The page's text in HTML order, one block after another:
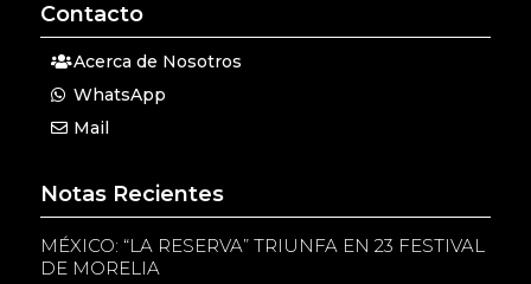
Contacto
Acerca de Nosotros
WhatsApp
Mail
Notas Recientes
MÉXICO: “LA RESERVA” TRIUNFA EN 23 FESTIVAL
DE MORELIA